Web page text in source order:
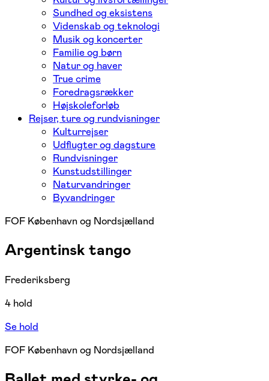
Sundhed og eksistens
Videnskab og teknologi
Musik og koncerter
Familie og børn
Natur og haver
True crime
Foredragsrækker
Højskoleforløb
Rejser, ture og rundvisninger
Kulturrejser
Udflugter og dagsture
Rundvisninger
Kunstudstillinger
Naturvandringer
Byvandringer
FOF København og Nordsjælland
Argentinsk tango
Frederiksberg
4 hold
Se hold
FOF København og Nordsjælland